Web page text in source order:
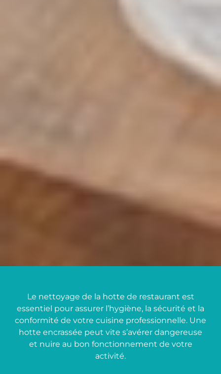
Le nettoyage de la hotte de restaurant est
essentiel pour assurer l’hygiène, la sécurité et la
conformité de votre cuisine professionnelle. Une
hotte encrassée peut vite s’avérer dangereuse
et nuire au bon fonctionnement de votre
activité.